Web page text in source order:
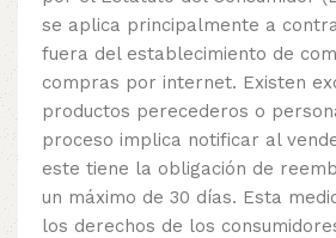
se aplica principalmente a
fuera del establecimiento de
compras por internet. Existen
productos perecederos o
proceso implica notificar al
este tiene la obligación de
un máximo de 30 días. Esta
los derechos de los